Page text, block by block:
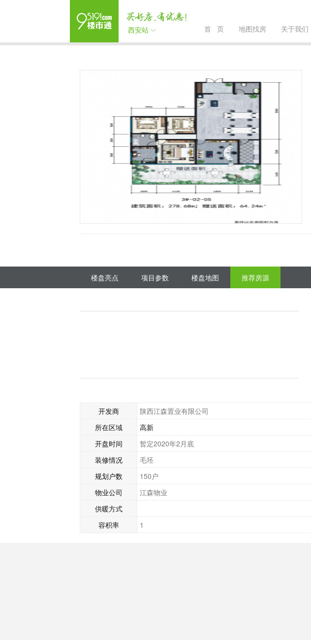
西安站 首 页 地图找房 关于我们
楼盘亮点 项目参数 楼盘地图 推荐房源
开发商 陕西江森置业有限公司
所在区域
高新
开盘时间
暂定2020年2月底
装修情况
毛坯
规划户数
150户
物业公司
江森物业
供暖方式
容积率
1